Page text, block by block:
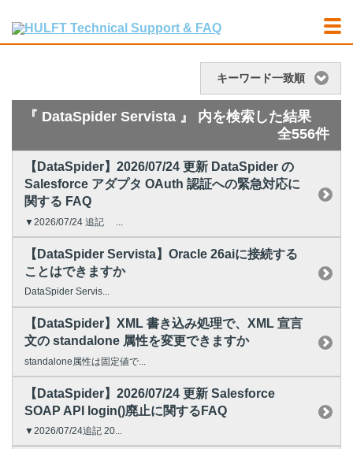
キーワード一致順
『 DataSpider Servista 』 内を検索した結果
全556件
【DataSpider】2026/07/24 更新 DataSpider の
Salesforce アダプタ OAuth 認証への緊急対応に
関する FAQ
▼2026/07/24 追記 ...
【DataSpider Servista】Oracle 26aiに接続する
ことはできますか
DataSpider Servis...
【DataSpider】XML 書き込み処理で、XML 宣言
文の standalone 属性を変更できますか
standalone属性は固定値で...
【DataSpider】2026/07/24 更新 Salesforce
SOAP API login()廃止に関するFAQ
▼2026/07/24追記 20...